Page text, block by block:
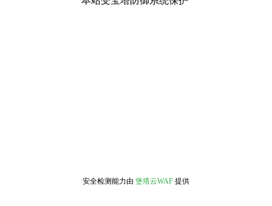
安全检测能力由 堡塔云WAF 提供